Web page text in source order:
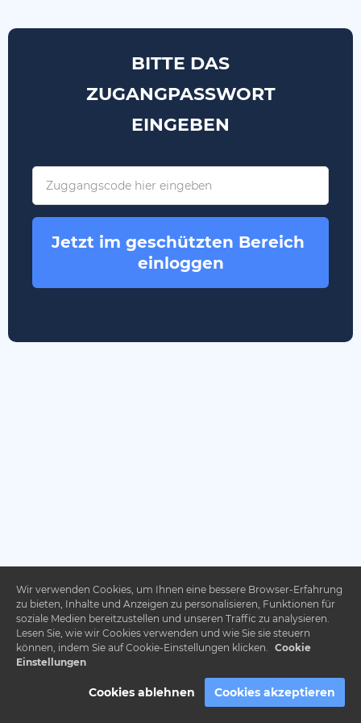
BITTE DAS
ZUGANGPASSWORT
EINGEBEN
Jetzt im geschützten Bereich
einloggen
Wir verwenden Cookies, um Ihnen eine bessere Browser-Erfahrung
zu bieten, Inhalte und Anzeigen zu personalisieren, Funktionen für
soziale Medien bereitzustellen und unseren Traffic zu analysieren.
Lesen Sie, wie wir Cookies verwenden und wie Sie sie steuern
können, indem Sie auf Cookie-Einstellungen klicken. Cookie
Einstellungen
Cookies ablehnen Cookies akzeptieren